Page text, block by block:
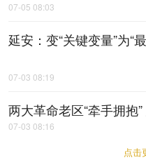
07-05 08:03
延安：变“关键变量”为“
07-03 08:19
两大革命老区“牵手拥抱
07-03 08:16
点击